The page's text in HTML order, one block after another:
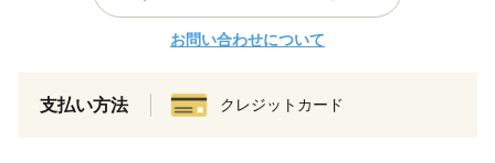
お問い合わせについて
支払い方法 クレジットカード